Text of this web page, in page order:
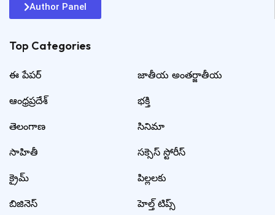
Author Panel
Top Categories​
ఈ పేపర్
ఆంధ్రప్రదేశ్
తెలంగాణ
సాహితీ
క్రైమ్
బిజినెస్
జాతీయ అంతర్జాతీయ
భక్తి
సినిమా
సక్సెస్ స్టోరీస్
పిల్లలకు
హెల్త్ టిప్స్